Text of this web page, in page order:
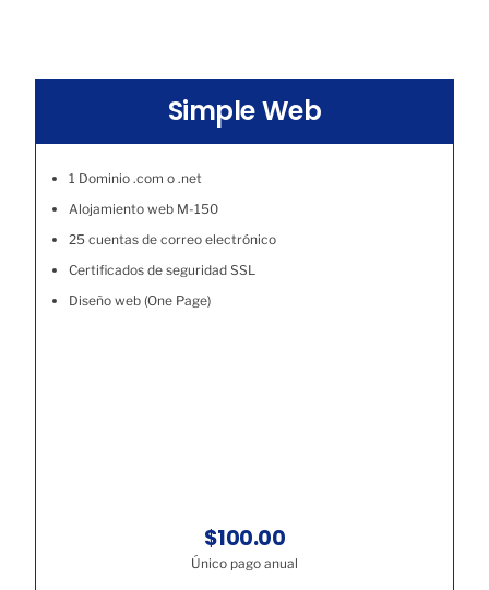
Simple Web
1 Dominio .com o .net
Alojamiento web M-150
25 cuentas de correo electrónico
Certificados de seguridad SSL
Diseño web (One Page)
$100.00
Único pago anual